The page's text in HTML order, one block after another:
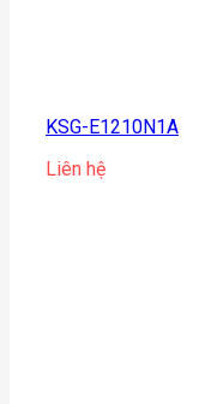
KSG-E1210N1A
Liên hệ